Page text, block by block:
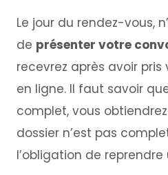
Le jour du rendez-vous,
de présenter votre
recevrez après avoir
en ligne. Il faut savoir
complet, vous
dossier n’est pas
l’obligation de